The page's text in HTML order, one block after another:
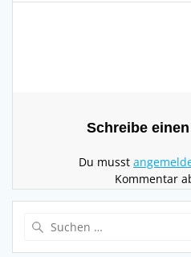
Schreibe
Du musst
Kommentar